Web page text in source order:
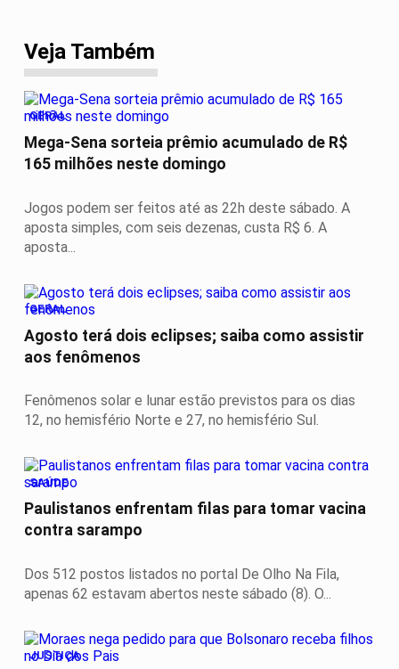
Veja Também
GERAL
Mega-Sena sorteia prêmio acumulado de R$
165 milhões neste domingo
Jogos podem ser feitos até as 22h deste sábado. A
aposta simples, com seis dezenas, custa R$ 6. A
aposta...
GERAL
Agosto terá dois eclipses; saiba como assistir
aos fenômenos
Fenômenos solar e lunar estão previstos para os dias
12, no hemisfério Norte e 27, no hemisfério Sul.
SAÚDE
Paulistanos enfrentam filas para tomar vacina
contra sarampo
Dos 512 postos listados no portal De Olho Na Fila,
apenas 62 estavam abertos neste sábado (8). O...
JUSTIÇA